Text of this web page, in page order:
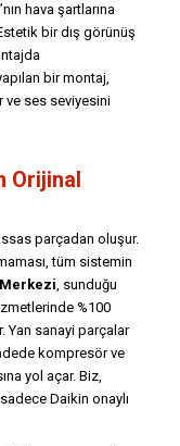
hava şartlarına
bir dış görünüş
bir montaj,
ve ses seviyesini
Orijinal
parçadan oluşur.
tüm sistemin
, sunduğu
%100
Yan sanayi parçalar
kompresör ve
yol açar. Biz,
Daikin onaylı